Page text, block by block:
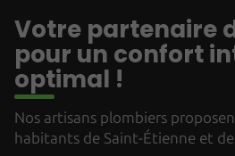
Votre partenaire
pour un confort
optimal !
Nos artisans plombiers
habitants de Saint-Étienne et